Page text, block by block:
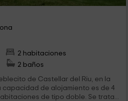
2 habitaciones
2 baños
de Castellar del Riu, en la
capacidad de alojamiento es de 4
de tipo doble. Se trata...